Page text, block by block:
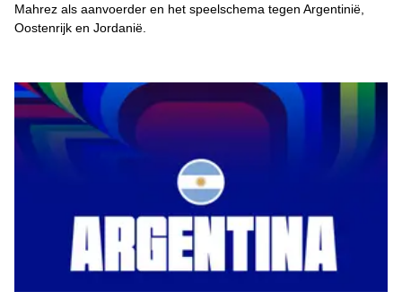
Mahrez als aanvoerder en het speelschema tegen Argentinië,
Oostenrijk en Jordanië.